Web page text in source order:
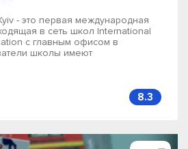
- это первая международная
в сеть школ International
с главным офисом в
школы имеют
8.3